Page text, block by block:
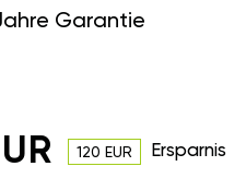
Garantie
120 EUR Ersparnis